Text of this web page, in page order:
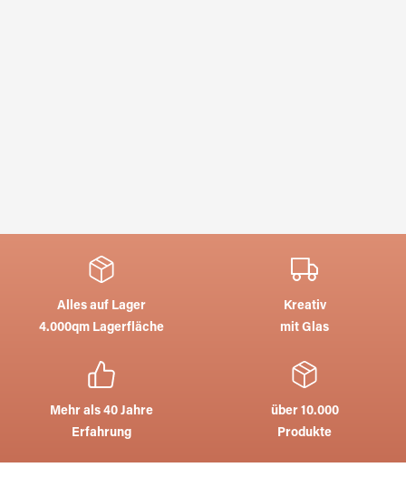
Alles auf Lager
4.000qm Lagerfläche
Kreativ
mit Glas
Mehr als 40 Jahre
Erfahrung
über 10.000
Produkte